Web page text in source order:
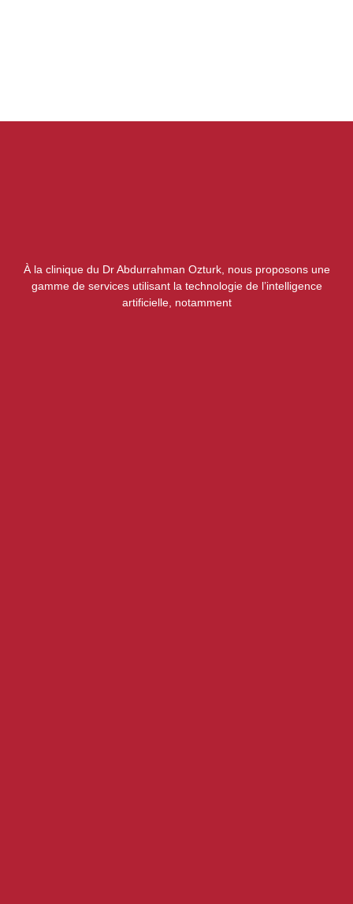
À la clinique du Dr Abdurrahman Ozturk, nous proposons une
gamme de services utilisant la technologie de l’intelligence
artificielle, notamment